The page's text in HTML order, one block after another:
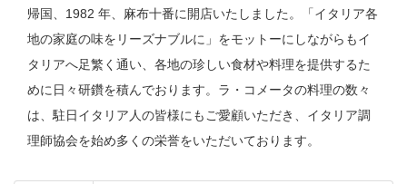
帰国、1982 年、麻布十番に開店いたしました。「イタリア各
地の家庭の味をリーズナブルに」をモットーにしながらもイ
タリアへ足繁く通い、各地の珍しい食材や料理を提供するた
めに日々研鑽を積んでおります。ラ・コメータの料理の数々
は、駐日イタリア人の皆様にもご愛顧いただき、イタリア調
理師協会を始め多くの栄誉をいただいております。